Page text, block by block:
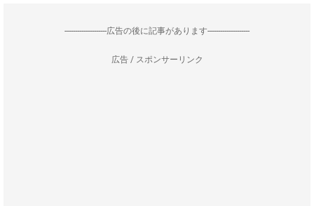
--------------------広告の後に記事があります--------------------
広告 / スポンサーリンク